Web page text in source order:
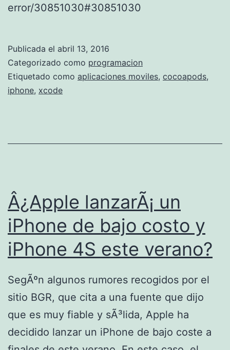
error/30851030#30851030
Publicada el abril 13, 2016
Categorizado como programacion
Etiquetado como aplicaciones moviles, cocoapods,
iphone, xcode
Â¿Apple lanzarÃ¡ un
iPhone de bajo costo y
iPhone 4S este verano?
SegÃºn algunos rumores recogidos por el
sitio BGR, que cita a una fuente que dijo
que es muy fiable y sÃ³lida, Apple ha
decidido lanzar un iPhone de bajo coste a